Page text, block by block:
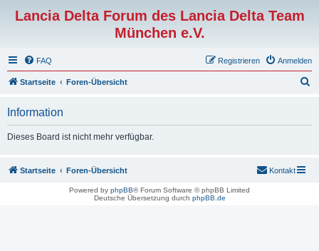
Lancia Delta Forum des Lancia Delta Team
München e.V.
FAQ Anmelden
Registrieren
Startseite Foren-Übersicht
Information
Dieses Board ist nicht mehr verfügbar.
Startseite Foren-Übersicht Kontakt
Powered by phpBB® Forum Software © phpBB Limited
Deutsche Übersetzung durch phpBB.de